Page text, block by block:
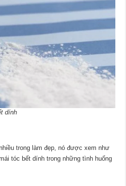
dính
trong làm đẹp, nó được xem như
tóc bết dính trong những tình huống